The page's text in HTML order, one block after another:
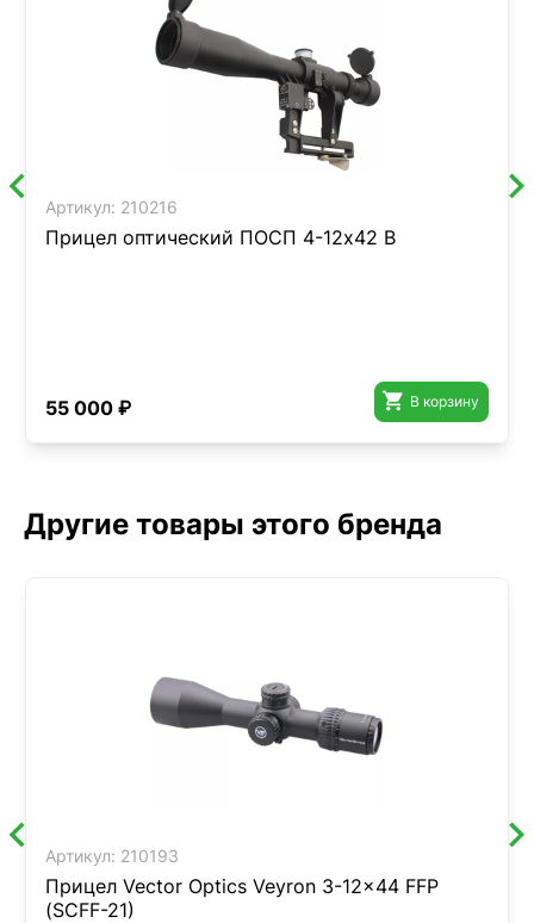
Артикул: 210216
Прицел оптический ПОСП 4-12x42 В
55 000 ₽  В корзину
Другие товары этого бренда
Артикул: 210193
Прицел Vector Optics Veyron 3-12x44 FFP
(SCFF-21)